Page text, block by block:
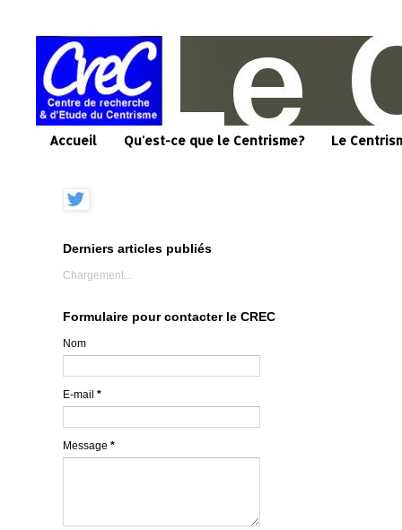
Accueil Qu'est-ce que le Centrisme? Le
Derniers articles publiés
Chargement...
Formulaire pour contacter le CREC
Nom
E-mail *
Message *